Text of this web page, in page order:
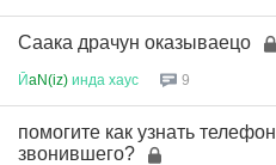
Саака драчун оказываецо
ЙaN(iz) инда хаус 9
помогите как узнать телефон
звонившего?